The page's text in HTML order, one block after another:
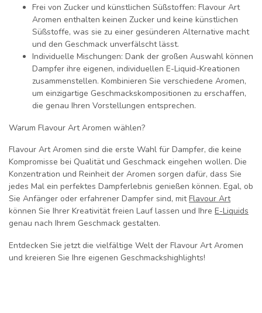
Frei von Zucker und künstlichen Süßstoffen: Flavour Art
Aromen enthalten keinen Zucker und keine künstlichen
Süßstoffe, was sie zu einer gesünderen Alternative macht
und den Geschmack unverfälscht lässt.
Individuelle Mischungen: Dank der großen Auswahl können
Dampfer ihre eigenen, individuellen E-Liquid-Kreationen
zusammenstellen. Kombinieren Sie verschiedene Aromen,
um einzigartige Geschmackskompositionen zu erschaffen,
die genau Ihren Vorstellungen entsprechen.
Warum Flavour Art Aromen wählen?
Flavour Art Aromen sind die erste Wahl für Dampfer, die keine
Kompromisse bei Qualität und Geschmack eingehen wollen. Die
Konzentration und Reinheit der Aromen sorgen dafür, dass Sie
jedes Mal ein perfektes Dampferlebnis genießen können. Egal, ob
Sie Anfänger oder erfahrener Dampfer sind, mitFlavour Art
können Sie Ihrer Kreativität freien Lauf lassen und Ihre E-Liquids
genau nach Ihrem Geschmack gestalten.
Entdecken Sie jetzt die vielfältige Welt der Flavour Art Aromen
und kreieren Sie Ihre eigenen Geschmackshighlights!